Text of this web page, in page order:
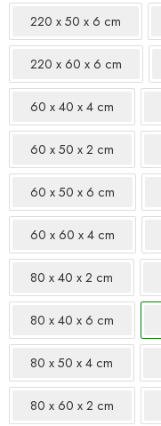
220 x 50 x 6 cm
220 x 60 x 6 cm
60 x 40 x 4 cm
60 x 50 x 2 cm
60 x 50 x 6 cm
60 x 60 x 4 cm
80 x 40 x 2 cm
80 x 40 x 6 cm
80 x 50 x 4 cm
80 x 60 x 2 cm